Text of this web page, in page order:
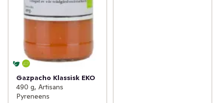
Gazpacho Klassisk EKO
490 g, Artisans
Pyreneens